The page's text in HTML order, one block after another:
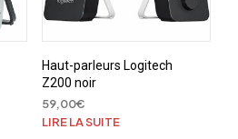
Haut-parleurs Logitech
Z200 noir
59,00€
LIRE LA SUITE